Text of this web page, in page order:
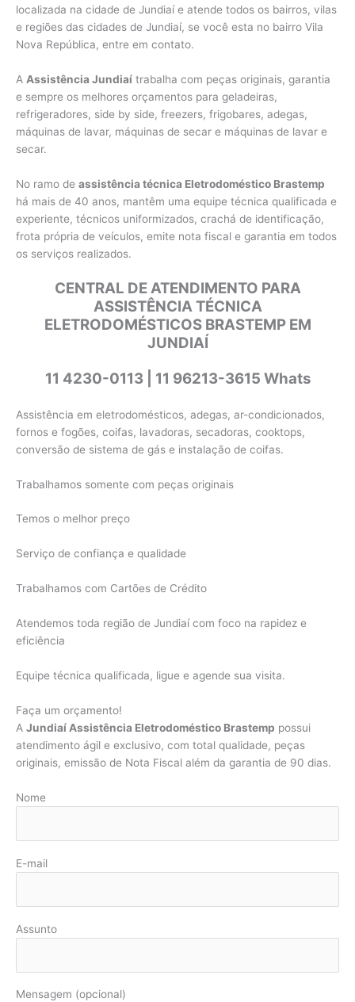
localizada na cidade de Jundiaí e atende todos os bairros, vilas
e regiões das cidades de Jundiaí, se você esta no bairro Vila
Nova República, entre em contato.
A Assistência Jundiaí trabalha com peças originais, garantia
e sempre os melhores orçamentos para geladeiras,
refrigeradores, side by side, freezers, frigobares, adegas,
máquinas de lavar, máquinas de secar e máquinas de lavar e
secar.
No ramo de assistência técnica Eletrodoméstico Brastemp
há mais de 40 anos, mantêm uma equipe técnica qualificada e
experiente, técnicos uniformizados, crachá de identificação,
frota própria de veículos, emite nota fiscal e garantia em todos
os serviços realizados.
CENTRAL DE ATENDIMENTO PARA
ASSISTÊNCIA TÉCNICA
ELETRODOMÉSTICOS BRASTEMP EM
JUNDIAÍ
11 4230-0113 | 11 96213-3615 Whats
Assistência em eletrodomésticos, adegas, ar-condicionados,
fornos e fogões, coifas, lavadoras, secadoras, cooktops,
conversão de sistema de gás e instalação de coifas.
Trabalhamos somente com peças originais
Temos o melhor preço
Serviço de confiança e qualidade
Trabalhamos com Cartões de Crédito
Atendemos toda região de Jundiaí com foco na rapidez e
eficiência
Equipe técnica qualificada, ligue e agende sua visita.
Faça um orçamento!
A Jundiaí Assistência Eletrodoméstico Brastemp possui
atendimento ágil e exclusivo, com total qualidade, peças
originais, emissão de Nota Fiscal além da garantia de 90 dias.
Nome
E-mail
Assunto
Mensagem (opcional)